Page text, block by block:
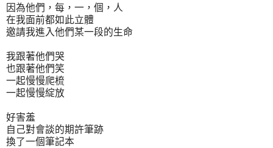
因為他們，每，一，個，人
在我面前都如此立體
邀請我進入他們某一段的生命
我跟著他們哭
也跟著他們笑
一起慢慢爬梳
一起慢慢綻放
好害羞
自己對會談的期許筆跡
換了一個筆記本